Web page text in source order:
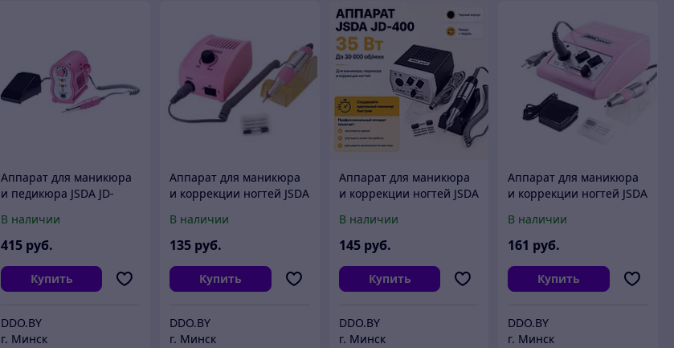
Аппарат для маникюра
и педикюра JSDA JD-
65W (арт. 21519)
В наличии
415 руб.
Купить
DDO.BY
г. Минск
Аппарат для маникюра
и коррекции ногтей JSDA
оборотов) 35W
В наличии
135 руб.
Купить
DDO.BY
г. Минск
Аппарат для маникюра
и коррекции ногтей JSDA
оборотов) 35 W (арт.
34034)
В наличии
145 руб.
Купить
DDO.BY
г. Минск
Аппарат для маникюра
и коррекции ногтей JSDA
оборотов) 35W (арт.
34035)
В наличии
161 руб.
Купить
DDO.BY
г. Минск